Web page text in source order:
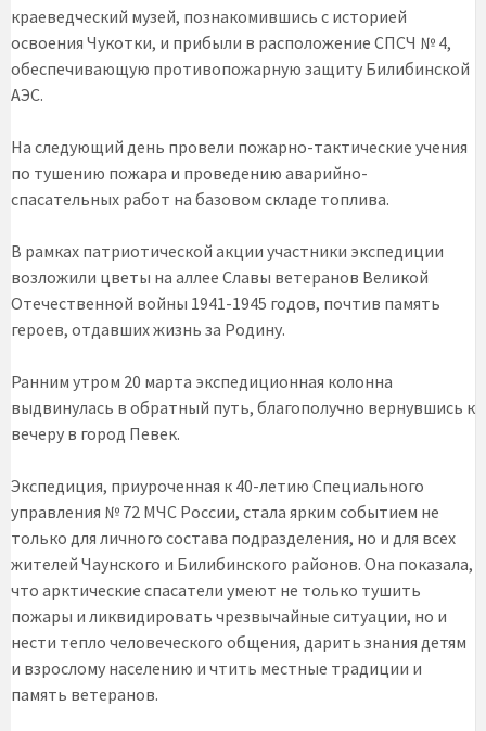
краеведческий музей, познакомившись с историей
освоения Чукотки, и прибыли в расположение СПСЧ № 4,
обеспечивающую противопожарную защиту Билибинской
АЭС.
На следующий день провели пожарно-тактические учения
по тушению пожара и проведению аварийно-
спасательных работ на базовом складе топлива.
В рамках патриотической акции участники экспедиции
возложили цветы на аллее Славы ветеранов Великой
Отечественной войны 1941-1945 годов, почтив память
героев, отдавших жизнь за Родину.
Ранним утром 20 марта экспедиционная колонна
выдвинулась в обратный путь, благополучно вернувшись к
вечеру в город Певек.
Экспедиция, приуроченная к 40-летию Специального
управления № 72 МЧС России, стала ярким событием не
только для личного состава подразделения, но и для всех
жителей Чаунского и Билибинского районов. Она показала,
что арктические спасатели умеют не только тушить
пожары и ликвидировать чрезвычайные ситуации, но и
нести тепло человеческого общения, дарить знания детям
и взрослому населению и чтить местные традиции и
память ветеранов.